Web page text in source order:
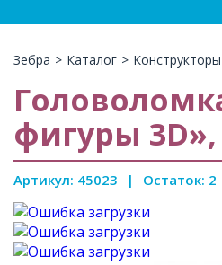
Зебра > Каталог > Конструкторы
фигуры
Артикул: 45023 | Остаток: 2